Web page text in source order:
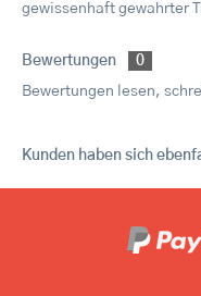
gewissenhaft gewahrter
Bewertungen
0
Bewertungen lesen,
Kunden haben sich